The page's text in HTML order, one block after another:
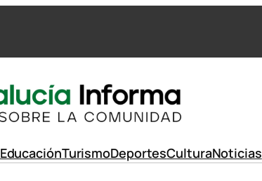
EducaciónTurismoDeportesCulturaNoticias